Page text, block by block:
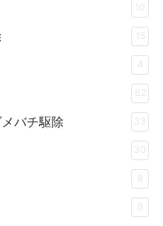
10
15
4
62
バチ駆除
30
8
9